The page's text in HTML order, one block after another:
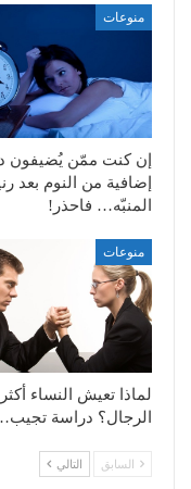
منوعات
إن كنت ممّن يُضيفون
إضافية من النوم بعد
المنبّه… فاحذر!
منوعات
لماذا تعيش النساء
الرجال؟ دراسة
السابق التالي